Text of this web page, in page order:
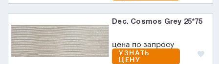
Dec. Cosmos Grey 25*75
цена по запросу
УЗНАТЬ
ЦЕНУ